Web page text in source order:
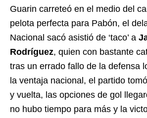
Guarin carreteó en el medio del
pelota perfecta para Pabón, el
Nacional sacó asistió de ‘taco’ a
Rodríguez, quien con bastante
tras un errado fallo de la defensa
la ventaja nacional, el partido
y vuelta, las opciones de gol
no hubo tiempo para más y la